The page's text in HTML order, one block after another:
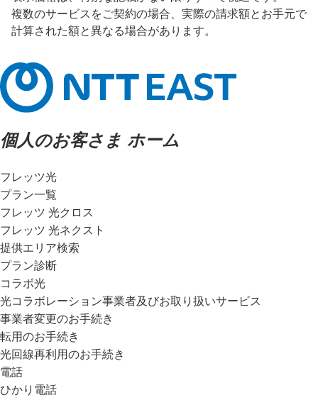
複数のサービスをご契約の場合、実際の請求額とお手元で
計算された額と異なる場合があります。
個人のお客さま ホーム
フレッツ光
プラン一覧
フレッツ 光クロス
フレッツ 光ネクスト
提供エリア検索
プラン診断
コラボ光
光コラボレーション事業者及びお取り扱いサービス
事業者変更のお手続き
転用のお手続き
光回線再利用のお手続き
電話
ひかり電話